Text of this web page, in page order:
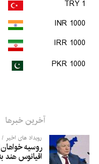
1 TRY
1000 INR
1000 IRR
1000 PKR
آخرین خبرها
رویداد های اخیر
روسیه
اقیانوس هند